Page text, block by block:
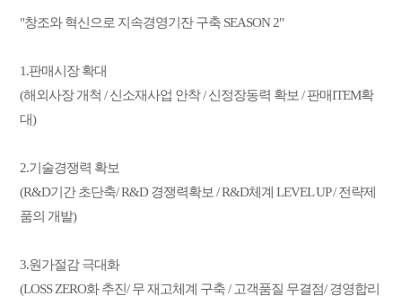
"창조와 혁신으로 지속경영기잔 구축 SEASON 2"
1.판매시장 확대
(해외사장 개척 / 신소재사업 안착 / 신정장동력 확보 / 판매ITEM확
대)
2.기술경쟁력 확보
(R&D기간 초단축/ R&D 경쟁력확보 / R&D체계 LEVEL UP / 전략제
품의 개발)
3.원가절감 극대화
(LOSS ZERO화 추진/ 무 재고체계 구축 / 고객품질 무결점/ 경영합리